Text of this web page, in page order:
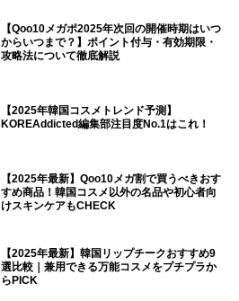
【Qoo10メガポ2025年次回の開催時期はいつ
からいつまで？】ポイント付与・有効期限・
攻略法について徹底解説
【2025年韓国コスメトレンド予測】
KOREAddicted編集部注目度No.1はこれ！
【2025年最新】Qoo10メガ割で買うべきおす
すめ商品！韓国コスメ以外の名品や初心者向
けスキンケアもCHECK
【2025年最新】韓国リップチークおすすめ9
選比較｜兼用できる万能コスメをプチプラか
らPICK